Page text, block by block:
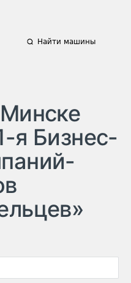
Найти машины
я Бизнес-